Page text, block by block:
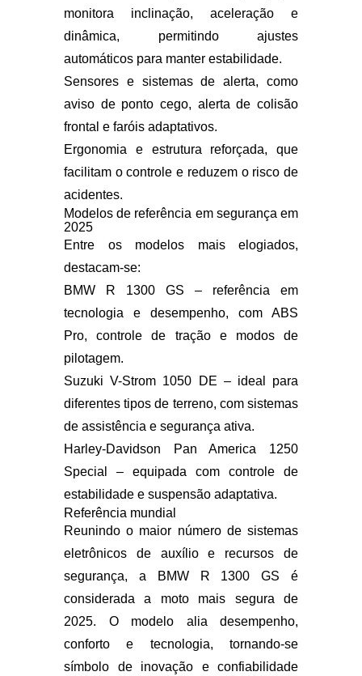
monitora inclinação, aceleração e
dinâmica, permitindo ajustes
automáticos para manter estabilidade.
Sensores e sistemas de alerta, como
aviso de ponto cego, alerta de colisão
frontal e faróis adaptativos.
Ergonomia e estrutura reforçada, que
facilitam o controle e reduzem o risco de
acidentes.
Modelos de referência em segurança em
2025
Entre os modelos mais elogiados,
destacam-se:
BMW R 1300 GS – referência em
tecnologia e desempenho, com ABS
Pro, controle de tração e modos de
pilotagem.
Suzuki V-Strom 1050 DE – ideal para
diferentes tipos de terreno, com sistemas
de assistência e segurança ativa.
Harley-Davidson Pan America 1250
Special
– equipada com controle de
estabilidade e suspensão adaptativa.
Referência mundial
Reunindo o maior número de sistemas
eletrônicos de auxílio e recursos de
segurança, a
BMW R 1300 GS é
considerada a moto mais segura de
2025. O modelo alia desempenho,
conforto e tecnologia, tornando-se
símbolo de inovação e confiabilidade